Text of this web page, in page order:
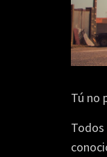
Tú no